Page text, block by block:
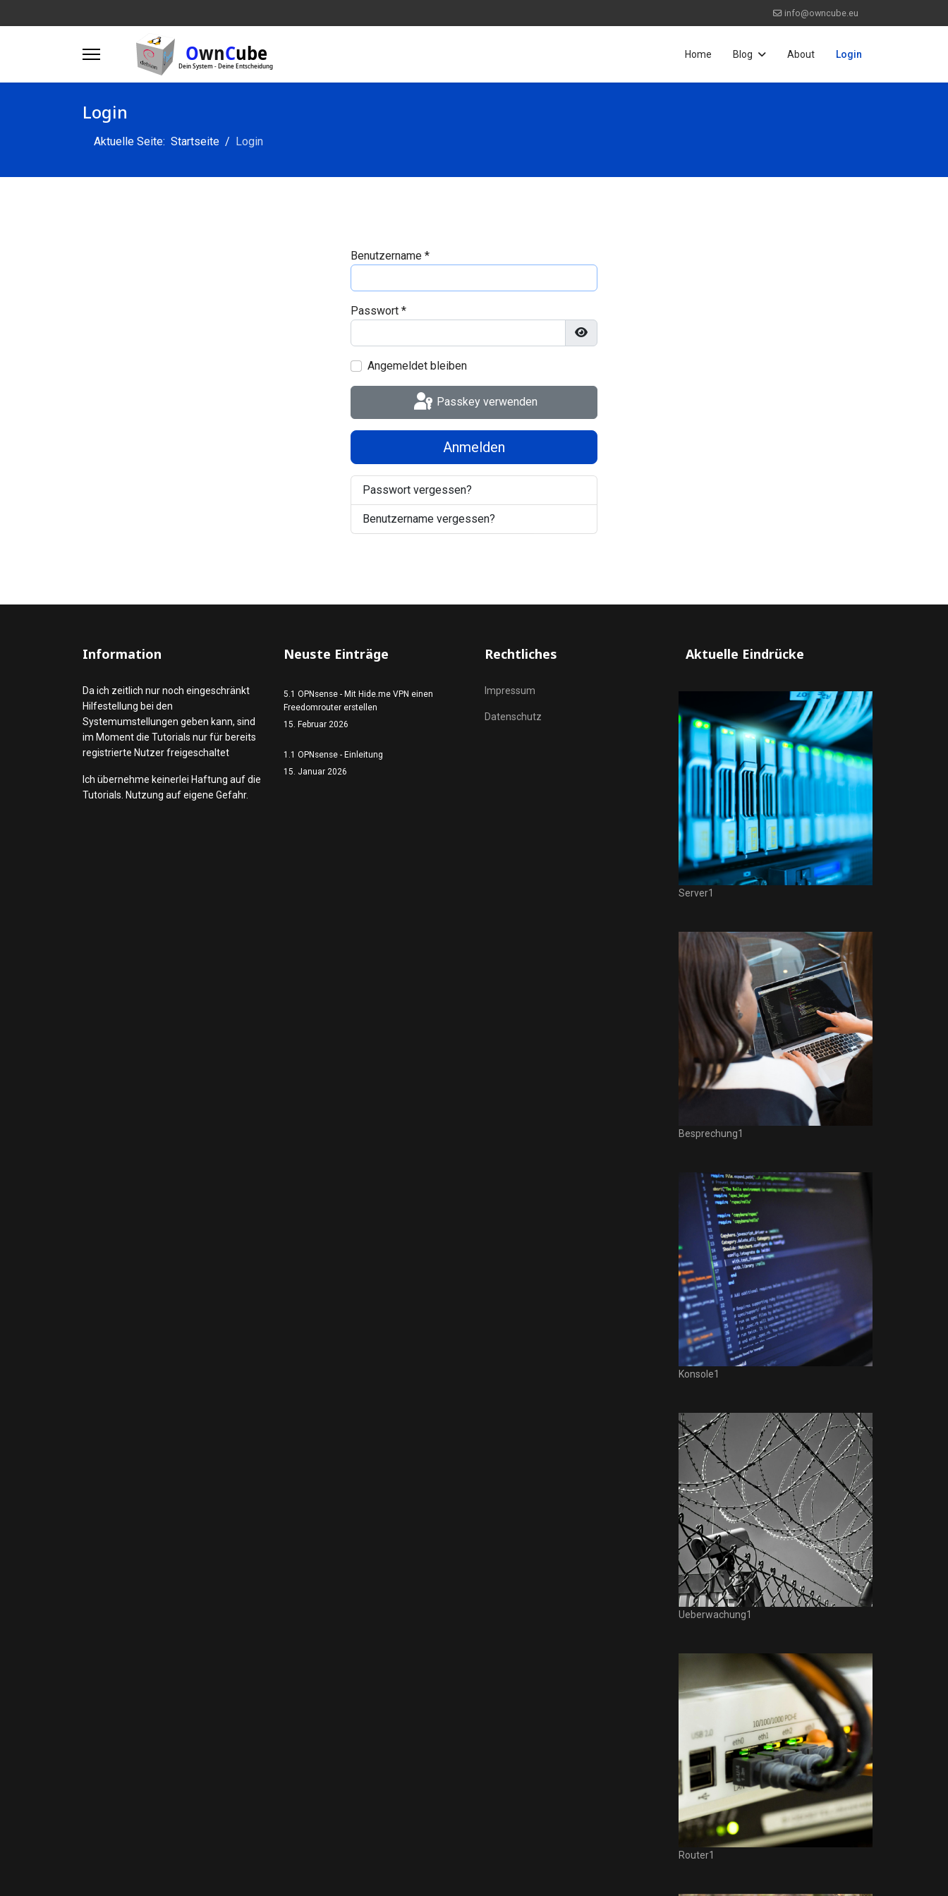
info@owncube.eu
Home Blog About Login
Login
Aktuelle Seite: Startseite Login
Benutzername *
Passwort *
Passwort anzeigen
Angemeldet bleiben
Passkey verwenden
Anmelden
Passwort vergessen?
Benutzername vergessen?
Information
Da ich zeitlich nur noch eingeschränkt
Hilfestellung bei den
Systemumstellungen geben kann, sind
im Moment die Tutorials nur für bereits
registrierte Nutzer freigeschaltet
Ich übernehme keinerlei Haftung auf die
Tutorials. Nutzung auf eigene Gefahr.
Neuste Einträge
5.1 OPNsense - Mit Hide.me VPN einen
Freedomrouter erstellen
15. Februar 2026
1.1 OPNsense - Einleitung
15. Januar 2026
Rechtliches
Impressum
Datenschutz
Aktuelle Eindrücke
Server1
Besprechung1
Konsole1
Ueberwachung1
Router1